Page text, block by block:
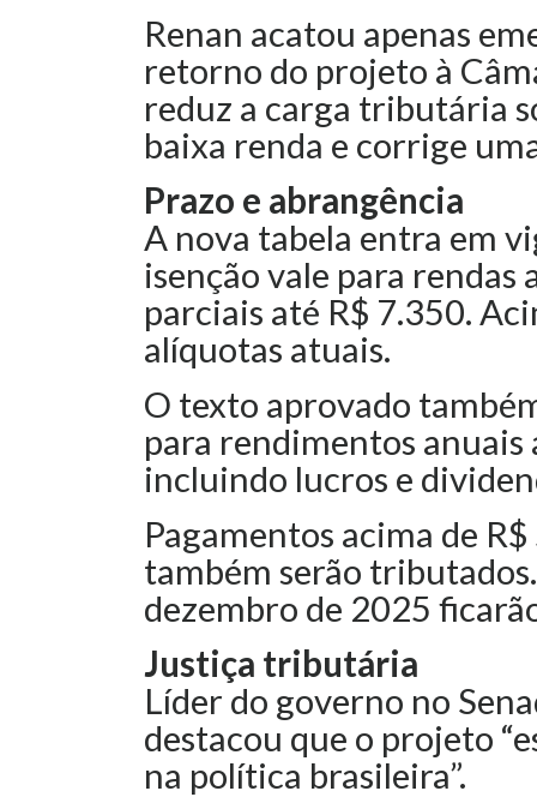
Renan acatou apenas
retorno do projeto à
reduz a carga tributária
baixa renda e corrige
Prazo e abrangência
A nova tabela entra em
isenção vale para rendas
parciais até R$ 7.350.
alíquotas atuais.
O texto aprovado
para rendimentos anuais
incluindo lucros e
Pagamentos acima de
também serão
dezembro de 2025
Justiça tributária
Líder do governo no
destacou que o projeto
na política brasileira”.